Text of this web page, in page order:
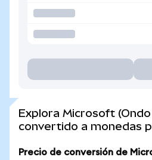
Explora Microsoft
convertido a monedas
Precio de conversión de